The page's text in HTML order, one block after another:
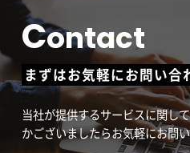
Contact
まずはお気軽にお問い合
当社が提供するサービスに関し
かございましたらお気軽にお問